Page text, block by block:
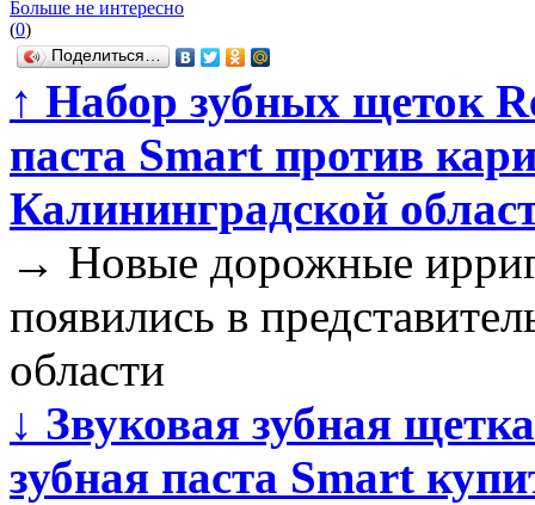
Больше не интересно
(0)
Поделиться…
↑ Набор зубных щеток
паста Smart против
Калининградской
→ Новые дорожные
появились в
области
↓ Звуковая зубная
зубная паста Smart